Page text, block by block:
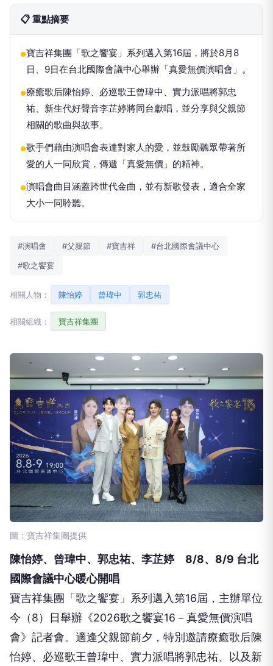
📋 重點摘要
●寶吉祥集團「歌之饗宴」系列邁入第16屆，將於8月8
日、9日在台北國際會議中心舉辦「真愛無價演唱會」。
●療癒歌后陳怡婷、必巡歌王曾瑋中、實力派唱將郭忠
祐、新生代好聲音李芷婷將同台獻唱，並分享與父親節
相關的歌曲與故事。
●歌手們藉由演唱會表達對家人的愛，並鼓勵聽眾帶著所
愛的人一同欣賞，傳遞「真愛無價」的精神。
●演唱會曲目涵蓋跨世代金曲，並有新歌發表，適合全家
大小一同聆聽。
#演唱會 #父親節 #寶吉祥
#台北國際會議中心
#歌之饗宴
相關人物： 陳怡婷 曾瑋中 郭忠祐
相關組織： 寶吉祥集團
圖：寶吉祥集團提供
陳怡婷、曾瑋中、郭忠祐、李芷婷 8/8、8/9 台北
國際會議中心暖心開唱
寶吉祥集團「歌之饗宴」系列邁入第16屆，主辦單位
今（8）日舉辦《2026歌之饗宴16－真愛無價演唱
會》記者會。適逢父親節前夕，特別邀請療癒歌后陳
怡婷、必巡歌王曾瑋中、實力派唱將郭忠祐、以及新